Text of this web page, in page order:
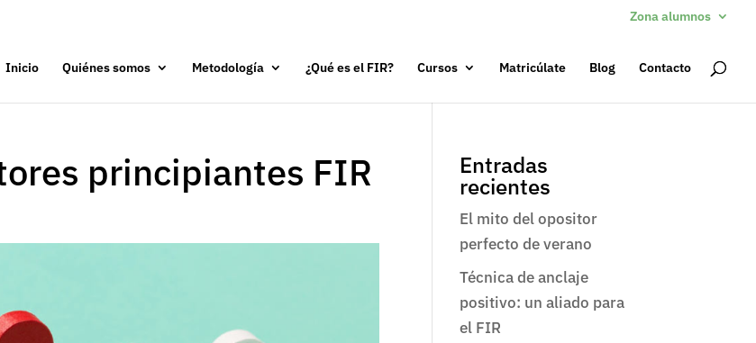
Zona alumnos
Inicio Quiénes somos Metodología ¿Qué es el FIR? Cursos Matricúlate Blog Contacto
principiantes FIR Entradas
recientes
El mito del opositor
perfecto de verano
Técnica de anclaje
positivo: un aliado para
el FIR